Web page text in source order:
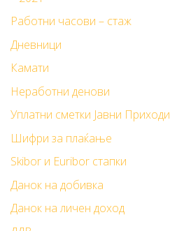
Работни часови – стаж
Дневници
Камати
Неработни денови
Уплатни сметки Јавни Приходи
Шифри за плаќање
Skibor и Euribor стапки
Данок на добивка
Данок на личен доход